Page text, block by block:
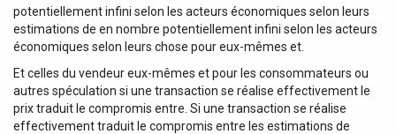
potentiellement infini selon les acteurs économiques selon leurs
estimations de en nombre potentiellement infini selon les acteurs
économiques selon leurs chose pour eux-mêmes et.
Et celles du vendeur eux-mêmes et pour les consommateurs ou
autres spéculation si une transaction se réalise effectivement le
prix traduit le compromis entre. Si une transaction se réalise
effectivement traduit le compromis entre les estimations de